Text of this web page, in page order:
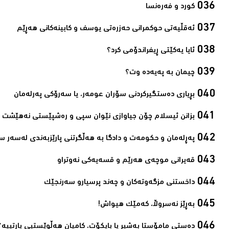
کورد و فەرەنسا‌
ئەقڵیەتی حوکمرانی حەزرەتی یوسف و کابینەکانی ھەڕێم‌
ئایا یەكێتی ڕیفراندۆمی كرد؟‌
چیمان به‌ پەیەدە وت؟‌
بڕیاری دەستگیرکردنی سۆران عومەر، یا سەرۆکی پەرلەمان‌
بزانن ئیسلام چۆن جیاوازی نێوان سپی و رەشپێستی نەھێشت‌
پەڕلەمان و حکومەت و دادگا بە ھەڵگرتنی پارێزبەندی لەسەر
قەیرانی موچەی ھەرێم و قسەیەکی نەوتراو‌
داخستنی مزگەوتەکان و چەند پرسیارو سەرنجێک‌
بەڕێز نەسروڵا، کەمێك ھیواش!‌
ده‌ستی مامۆستا به‌شیر یا بایكۆت، كامیان هه‌ڵوێستیی